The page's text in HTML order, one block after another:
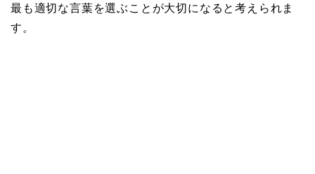
最も適切な言葉を選ぶことが大切になると考えられま
す。